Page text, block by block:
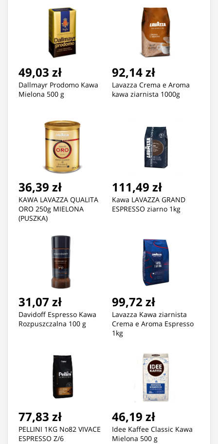
49,03 zł
Dallmayr Prodomo Kawa
Mielona 500 g
92,14 zł
Lavazza Crema e Aroma
kawa ziarnista 1000g
36,39 zł
KAWA LAVAZZA QUALITA
ORO 250g MIELONA
(PUSZKA)
111,49 zł
Kawa LAVAZZA GRAND
ESPRESSO ziarno 1kg
31,07 zł
Davidoff Espresso Kawa
Rozpuszczalna 100 g
99,72 zł
Lavazza Kawa ziarnista
Crema e Aroma Espresso
1kg
77,83 zł
PELLINI 1KG No82 VIVACE
ESPRESSO Z/6
46,19 zł
Idee Kaffee Classic Kawa
Mielona 500 g